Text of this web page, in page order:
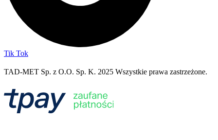
Tik Tok
TAD-MET Sp. z O.O. Sp. K. 2025 Wszystkie prawa zastrzeżone.